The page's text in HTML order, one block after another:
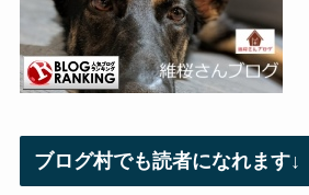
ブログ村でも読者になれます↓